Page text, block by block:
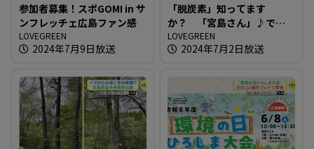
参加者募集！スポGOMI in サ
ンフレッチェ広島ファン感
LOVEGREEN
2024年7月9日放送
「脱炭素」知ってます
か？ 「宮島さん」♪でキ
ャンペーン
LOVEGREEN
2024年7月2日放送